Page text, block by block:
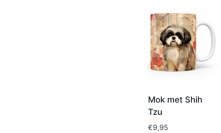
Mok met Shih
Tzu
€9,95